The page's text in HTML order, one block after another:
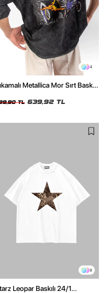
4
Metallica Mor Sırt Baskılı
TL 639,92 TL
8
Leopar Baskılı 24/1